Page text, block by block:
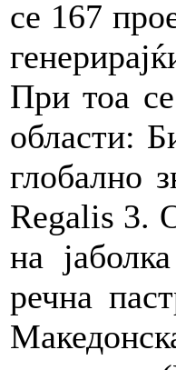
се 167
При тоа
области:
глобално
Regalis 3.
на
речна